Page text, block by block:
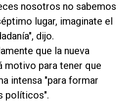
nosotros no sabemos
lugar, imaginate el
dijo.
que la nueva
motivo para tener que
intensa "para formar
políticos".